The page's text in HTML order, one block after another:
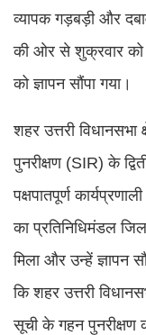
व्यापक गड़बड़ी और
की ओर से शुक्रवार को
को ज्ञापन सौंपा गया।
शहर उत्तरी
पुनरीक्षण (SIR) के
पक्षपातपूर्ण
का प्रतिनिधिमंडल
मिला और उन्हें ज्ञापन
कि शहर उत्तरी
सूची के गहन पुनरीक्षण